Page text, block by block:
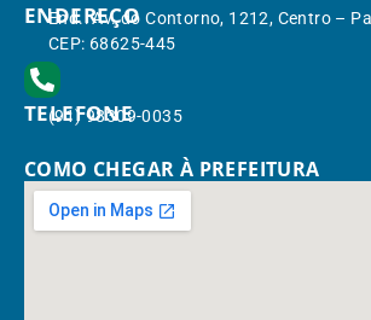
ENDEREÇO
End.: Av. do Contorno, 1212, Centro –
CEP: 68625-445
TELEFONE
(91) 98309-0035
COMO CHEGAR À PREFEITURA